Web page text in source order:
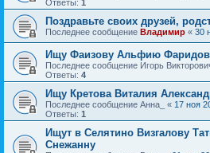
Ответы: 1
Поздравьте своих друзей,
Последнее сообщение Владимир « 30
Ищу Фаизову Альфию
Последнее сообщение Игорь
Ответы: 4
Ищу Кретова Виталия
Последнее сообщение Анна_ « 17 ноя
Ответы: 1
Ищут в Селятино Визгалову
Снежанну